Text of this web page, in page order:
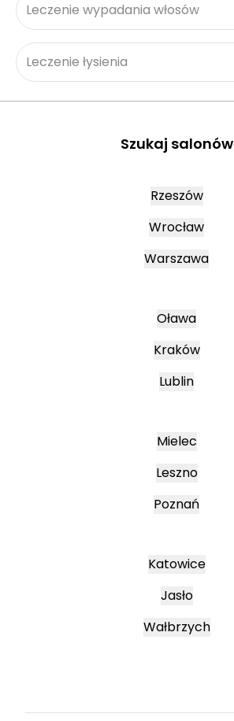
Leczenie wypadania włosów
Leczenie łysienia
Szukaj salonów
Rzeszów
Wrocław
Warszawa
Oława
Kraków
Lublin
Mielec
Leszno
Poznań
Katowice
Jasło
Wałbrzych